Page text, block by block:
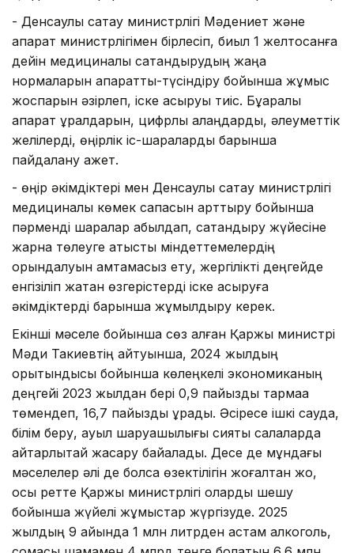
- Денсаулық сақтау министрлігі Мәдениет және
ақпарат министрлігімен бірлесіп, биыл 1 желтоқсанға
дейін медициналық сақтандырудың жаңа
нормаларын ақпараттық-түсіндіру бойынша жұмыс
жоспарын әзірлеп, іске асыруы тиіс. Бұқаралық
ақпарат құралдарын, цифрлық алаңдарды, әлеуметтік
желілерді, өңірлік іс-шараларды барынша
пайдалану қажет.
- өңір әкімдіктері мен Денсаулық сақтау министрлігі
медициналық көмек сапасын арттыру бойынша
пәрменді шаралар қабылдап, сақтандыру жүйесіне
жарна төлеуге қатысты міндеттемелердің
орындалуын қамтамасыз ету, жергілікті деңгейде
енгізіліп жатқан өзгерістерді іске асыруға
әкімдіктерді барынша жұмылдыру керек.
Екінші мәселе бойынша сөз алған Қаржы министрі
Мәди Такиевтің айтуынша, 2024 жылдың
қорытындысы бойынша көлеңкелі экономиканың
деңгейі 2023 жылдан бері 0,9 пайыздық тармаққа
төмендеп, 16,7 пайызды құрады. Әсіресе ішкі сауда,
білім беру, ауыл шаруашылығы сияқты салаларда
айтарлықтай жақсару байқалады. Десе де мұндағы
мәселелер әлі де болса өзектілігін жоғалтқан жоқ,
осы ретте Қаржы министрлігі оларды шешу
бойынша жүйелі жұмыстар жүргізуде. 2025
жылдың 9 айында 1 млн литрден астам алкоголь,